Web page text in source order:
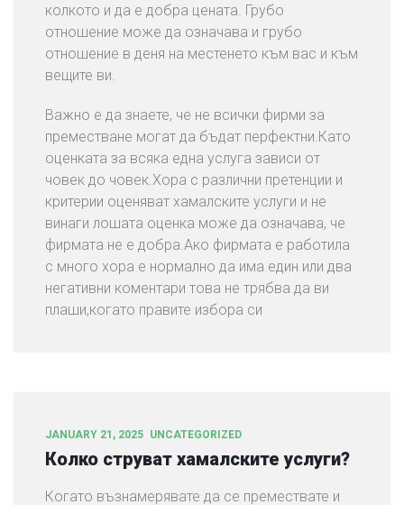
колкото и да е добра цената. Грубо
отношение може да означава и грубо
отношение в деня на местенето към вас и към
вещите ви.
Важно е да знаете, че не всички фирми за
преместване могат да бъдат перфектни.Като
оценката за всяка една услуга зависи от
човек до човек.Хора с различни претенции и
критерии оценяват хамалските услуги и не
винаги лошата оценка може да означава, че
фирмата не е добра.Ако фирмата е работила
с много хора е нормално да има един или два
негативни коментари това не трябва да ви
плаши,когато правите избора си
JANUARY 21, 2025 UNCATEGORIZED
Колко струват хамалските услуги?
Когато възнамерявате да се премествате и